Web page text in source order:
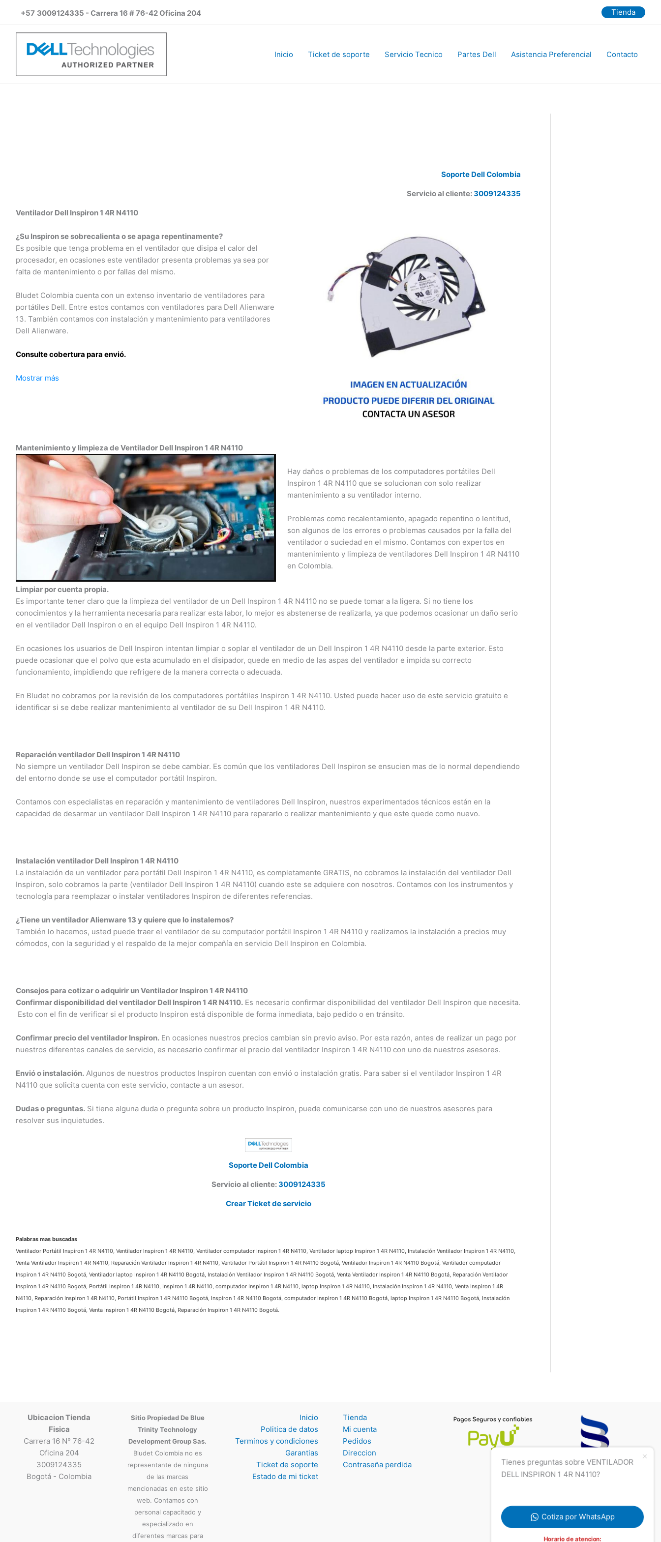
+57 3009124335 - Carrera 16 # 76-42 Oficina 204 Tienda
Inicio Ticket de soporte Servicio Tecnico Partes Dell Asistencia Preferencial Contacto
Soporte Dell Colombia
Servicio al cliente:3009124335
Ventilador Dell Inspiron 1 4R N4110
¿Su Inspiron se sobrecalienta o se apaga repentinamente?
Es posible que tenga problema en el ventilador que disipa el calor del
procesador, en ocasiones este ventilador presenta problemas ya sea por
falta de mantenimiento o por fallas del mismo.
Bludet Colombia cuenta con un extenso inventario de ventiladores para
portátiles Dell. Entre estos contamos con ventiladores para Dell Alienware
13. También contamos con instalación y mantenimiento para ventiladores
Dell Alienware.
Consulte cobertura para envió.
Leticia, Medellín, Arauca, Barranquilla, Cartagena, Tunja, Manizales,
Mostrar más
Mantenimiento y limpieza de Ventilador Dell Inspiron 1 4R N4110
Hay daños o problemas de los computadores portátiles Dell
Inspiron 1 4R N4110 que se solucionan con solo realizar
mantenimiento a su ventilador interno.
Problemas como recalentamiento, apagado repentino o lentitud,
son algunos de los errores o problemas causados por la falla del
ventilador o suciedad en el mismo. Contamos con expertos en
mantenimiento y limpieza de ventiladores Dell Inspiron 1 4R N4110
en Colombia.
Limpiar por cuenta propia.
Es importante tener claro que la limpieza del ventilador de un Dell Inspiron 1 4R N4110 no se puede tomar a la ligera. Si no tiene los
conocimientos y la herramienta necesaria para realizar esta labor, lo mejor es abstenerse de realizarla, ya que podemos ocasionar un daño serio
en el ventilador Dell Inspiron o en el equipo Dell Inspiron 1 4R N4110.
En ocasiones los usuarios de Dell Inspiron intentan limpiar o soplar el ventilador de un Dell Inspiron 1 4R N4110 desde la parte exterior. Esto
puede ocasionar que el polvo que esta acumulado en el disipador, quede en medio de las aspas del ventilador e impida su correcto
funcionamiento, impidiendo que refrigere de la manera correcta o adecuada.
En Bludet no cobramos por la revisión de los computadores portátiles Inspiron 1 4R N4110. Usted puede hacer uso de este servicio gratuito e
identificar si se debe realizar mantenimiento al ventilador de su Dell Inspiron 1 4R N4110.
Reparación ventilador Dell Inspiron 1 4R N4110
No siempre un ventilador Dell Inspiron se debe cambiar. Es común que los ventiladores Dell Inspiron se ensucien mas de lo normal dependiendo
del entorno donde se use el computador portátil Inspiron.
Contamos con especialistas en reparación y mantenimiento de ventiladores Dell Inspiron, nuestros experimentados técnicos están en la
capacidad de desarmar un ventilador Dell Inspiron 1 4R N4110 para repararlo o realizar mantenimiento y que este quede como nuevo.
Instalación ventilador Dell Inspiron 1 4R N4110
La instalación de un ventilador para portátil Dell Inspiron 1 4R N4110, es completamente GRATIS, no cobramos la instalación del ventilador Dell
Inspiron, solo cobramos la parte (ventilador Dell Inspiron 1 4R N4110) cuando este se adquiere con nosotros. Contamos con los instrumentos y
tecnología para reemplazar o instalar ventiladores Inspiron de diferentes referencias.
¿Tiene un ventilador Alienware 13 y quiere que lo instalemos?
También lo hacemos, usted puede traer el ventilador de su computador portátil Inspiron 1 4R N4110 y realizamos la instalación a precios muy
cómodos, con la seguridad y el respaldo de la mejor compañía en servicio Dell Inspiron en Colombia.
Consejos para cotizar o adquirir un Ventilador Inspiron 1 4R N4110
Confirmar disponibilidad del ventilador Dell Inspiron 1 4R N4110.Es necesario confirmar disponibilidad del ventilador Dell Inspiron que necesita.
Esto con el fin de verificar si el producto Inspiron está disponible de forma inmediata, bajo pedido o en tránsito.
Confirmar precio del ventilador Inspiron.En ocasiones nuestros precios cambian sin previo aviso. Por esta razón, antes de realizar un pago por
nuestros diferentes canales de servicio, es necesario confirmar el precio del ventilador Inspiron 1 4R N4110 con uno de nuestros asesores.
Envió o instalación.Algunos de nuestros productos Inspiron cuentan con envió o instalación gratis. Para saber si el ventilador Inspiron 1 4R
N4110 que solicita cuenta con este servicio, contacte a un asesor.
Dudas o preguntas.Si tiene alguna duda o pregunta sobre un producto Inspiron, puede comunicarse con uno de nuestros asesores para
resolver sus inquietudes.
Soporte Dell Colombia
Servicio al cliente:3009124335
Crear Ticket de servicio
Palabras mas buscadas
Ventilador Portátil Inspiron 1 4R N4110, Ventilador Inspiron 1 4R N4110, Ventilador computador Inspiron 1 4R N4110, Ventilador laptop Inspiron 1 4R N4110, Instalación Ventilador Inspiron 1 4R N4110,
Venta Ventilador Inspiron 1 4R N4110, Reparación Ventilador Inspiron 1 4R N4110, Ventilador Portátil Inspiron 1 4R N4110 Bogotá, Ventilador Inspiron 1 4R N4110 Bogotá, Ventilador computador
Inspiron 1 4R N4110 Bogotá, Ventilador laptop Inspiron 1 4R N4110 Bogotá, Instalación Ventilador Inspiron 1 4R N4110 Bogotá, Venta Ventilador Inspiron 1 4R N4110 Bogotá, Reparación Ventilador
Inspiron 1 4R N4110 Bogotá, Portátil Inspiron 1 4R N4110, Inspiron 1 4R N4110, computador Inspiron 1 4R N4110, laptop Inspiron 1 4R N4110, Instalación Inspiron 1 4R N4110, Venta Inspiron 1 4R
N4110, Reparación Inspiron 1 4R N4110, Portátil Inspiron 1 4R N4110 Bogotá, Inspiron 1 4R N4110 Bogotá, computador Inspiron 1 4R N4110 Bogotá, laptop Inspiron 1 4R N4110 Bogotá, Instalación
Inspiron 1 4R N4110 Bogotá, Venta Inspiron 1 4R N4110 Bogotá, Reparación Inspiron 1 4R N4110 Bogotá.
Ubicacion Tienda
Fisica
Carrera 16 N° 76-42
Oficina 204
3009124335
Bogotá - Colombia
Sitio Propiedad De Blue
Trinity Technology
Development Group Sas.
Bludet Colombia no es
representante de ninguna
de las marcas
mencionadas en este sitio
web. Contamos con
personal capacitado y
especializado en
diferentes marcas para
Inicio
Politica de datos
Terminos y
condiciones
Garantias
Ticket de soporte
Tienda
Mi cuenta
Pedidos
Direccion
Contraseña perdida
¿Necesitas un experto?
Comunícate con nosotros
DELL INSPIRON 1 4R N4110?
Cotiza por WhatsApp